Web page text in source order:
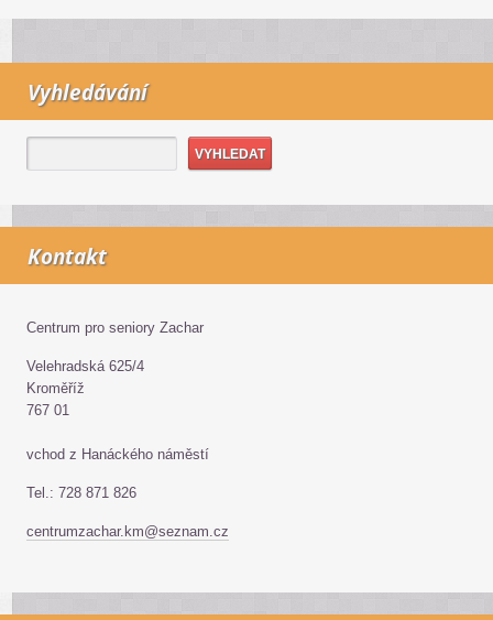
Vyhledávání
Kontakt
Centrum pro seniory Zachar
Velehradská 625/4
Kroměříž
767 01
vchod z Hanáckého náměstí
Tel.: 728 871 826
centrumzachar.km@seznam.cz